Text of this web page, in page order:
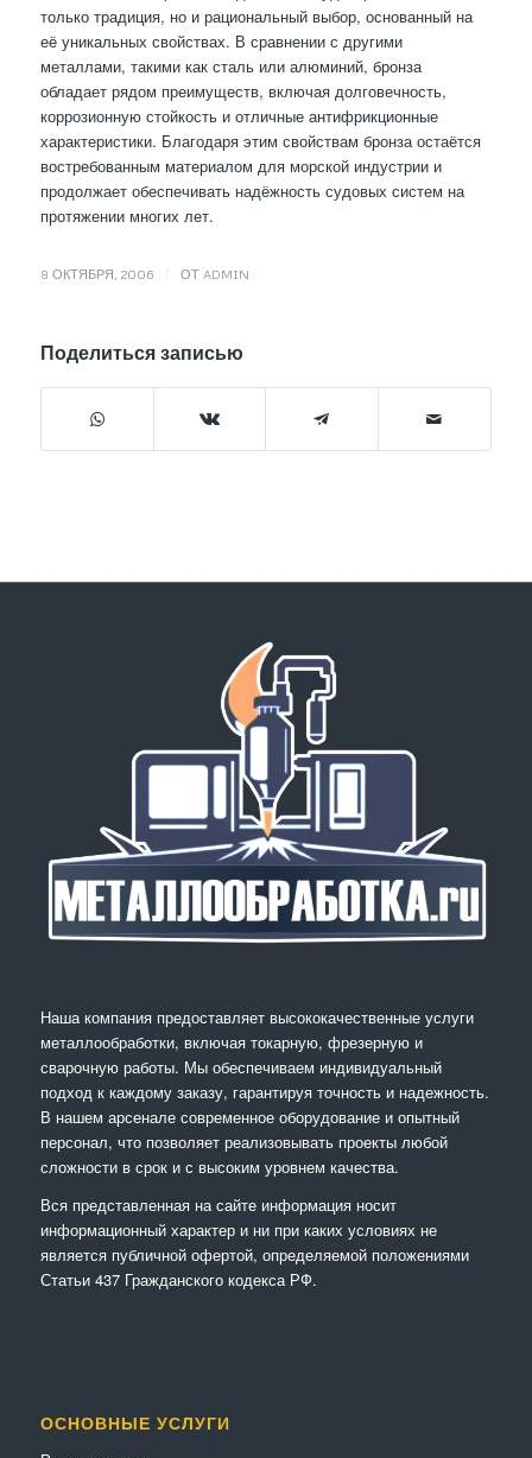
только традиция, но и рациональный выбор, основанный на
её уникальных свойствах. В сравнении с другими
металлами, такими как сталь или алюминий, бронза
обладает рядом преимуществ, включая долговечность,
коррозионную стойкость и отличные антифрикционные
характеристики. Благодаря этим свойствам бронза остаётся
востребованным материалом для морской индустрии и
продолжает обеспечивать надёжность судовых систем на
протяжении многих лет.
8 ОКТЯБРЯ, 2006 ОТ ADMIN
Поделиться записью
Наша компания предоставляет высококачественные услуги
металлообработки, включая токарную, фрезерную и
сварочную работы. Мы обеспечиваем индивидуальный
подход к каждому заказу, гарантируя точность и надежность.
В нашем арсенале современное оборудование и опытный
персонал, что позволяет реализовывать проекты любой
сложности в срок и с высоким уровнем качества.
Вся представленная на сайте информация носит
информационный характер и ни при каких условиях не
является публичной офертой, определяемой положениями
Статьи 437 Гражданского кодекса РФ.
ОСНОВНЫЕ УСЛУГИ